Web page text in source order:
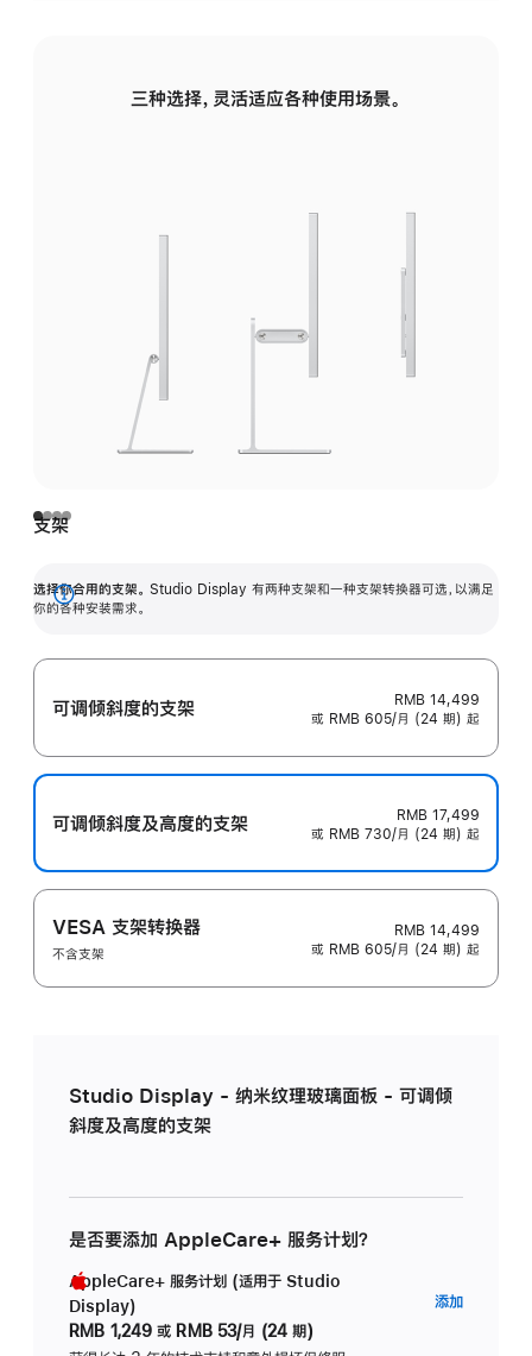
三种选择，灵活适应各种使用场景。
支架
选择你合用的支架。 Studio Display 有两种支架和一种支架转换器可选，以满足
你的各种安装需求。
展
可调倾斜度的支架
RMB 14,499
或 RMB 605/月 (24 期) 起
可调倾斜度及高‍度的支‍架
RMB 17,499
或 RMB 730/月 (24 期) 起
VESA 支架转换器
不含支架
RMB 14,499
或 RMB 605/月 (24 期) 起
Studio Display - 纳米纹理玻璃面板 - 可调倾
斜度及高度的支架
是否要添加 AppleCare+ 服务计划？
AppleCare+ 服务计划 (适用于 Studio
Display)
RMB 1,249 或 RMB 53/月 (24 期)
添加